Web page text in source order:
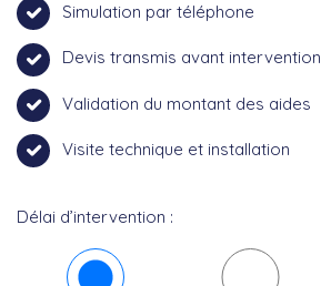
Simulation par téléphone
Devis transmis avant intervention
Validation du montant des aides
Visite technique et installation
Délai d’intervention :